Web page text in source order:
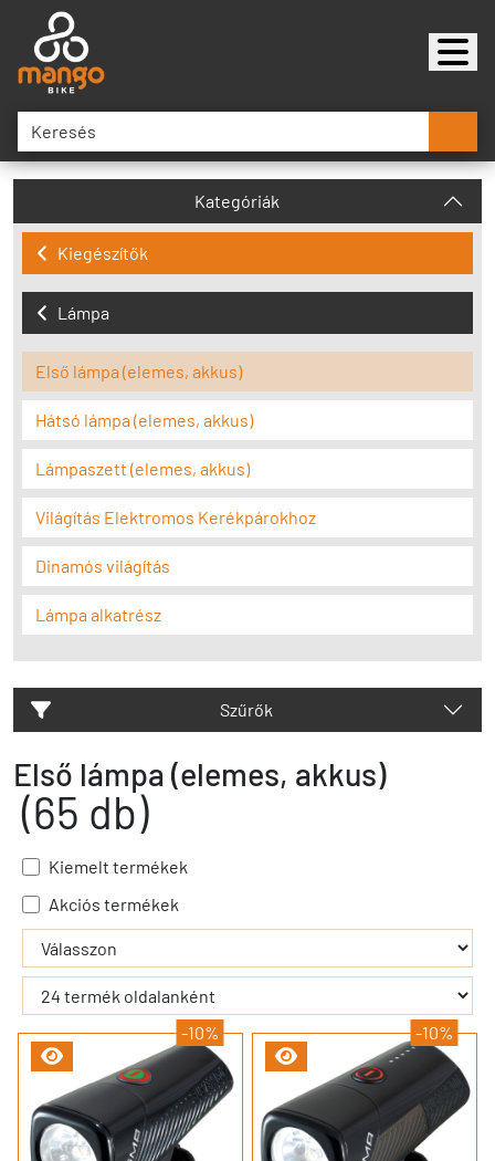
Kategóriák
Kiegészítők
Lámpa
Első lámpa (elemes, akkus)
Hátsó lámpa (elemes, akkus)
Lámpaszett (elemes, akkus)
Világítás Elektromos Kerékpárokhoz
Dinamós világítás
Lámpa alkatrész
Szűrők
Első lámpa (elemes, akkus)
(65 db)
Kiemelt termékek
Akciós termékek
- - filter_submit - -
-10% -10%